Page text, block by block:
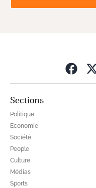
Sections
Politique
Economie
Société
People
Culture
Médias
Sports